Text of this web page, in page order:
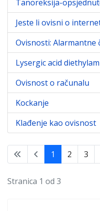
Tanoreksija-
Jeste li ovisni o
Ovisnosti: Alarmantne
Lysergic acid
Ovisnost o računalu
Kockanje
Klađenje kao ovisnost
1 2 3
Stranica 1 od 3